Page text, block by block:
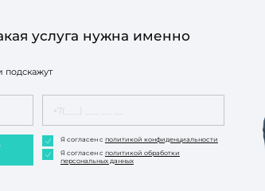
услуга нужна именно
Я согласен с политикой конфиденциальности
Я согласен с политикой обработки
персональных данных